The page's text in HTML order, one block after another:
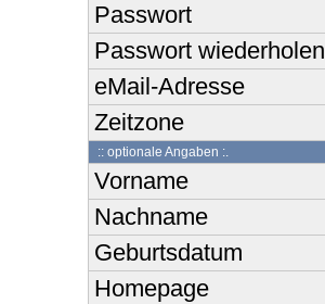
Passwort
Passwort wiederholen
eMail-Adresse
Zeitzone
:: optionale Angaben :.
Vorname
Nachname
Geburtsdatum
Homepage